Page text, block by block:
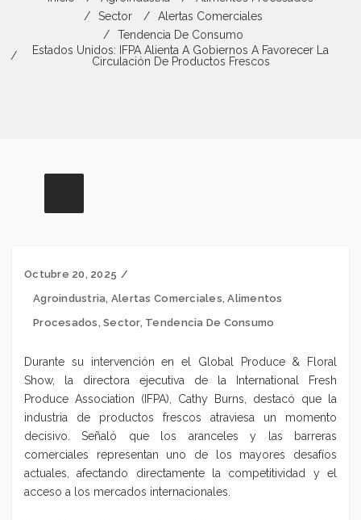
Sector
Alertas Comerciales
Tendencia De Consumo
Estados Unidos: IFPA Alienta A Gobiernos A Favorecer La
Circulación De Productos Frescos
Octubre 20, 2025
Agroindustria, Alertas Comerciales,Alimentos
Procesados ,Sector, Tendencia De Consumo
Durante su intervención en el Global Produce & Floral
Show, la directora ejecutiva de la International Fresh
Produce Association (IFPA) , Cathy Burns, destacó que la
industria de productos frescos atraviesa un momento
decisivo. Señaló que los aranceles y las barreras
comerciales representan uno de los mayores desafíos
actuales, afectando directamente la competitividad y el
acceso a los mercados internacionales.